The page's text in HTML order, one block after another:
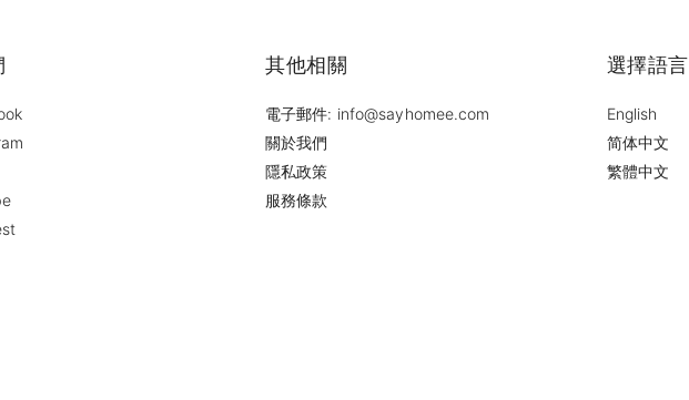
其他相關
電子郵件: info@sayhomee.com
關於我們
隱私政策
服務條款
選擇語言
English
简体中文
繁體中文